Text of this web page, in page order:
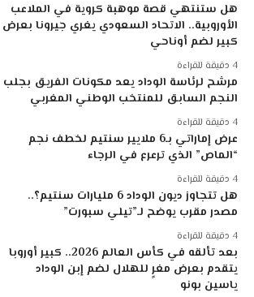
هل ستنتهي قصة موهبة كروية في الملاعب
الأوروبية.. الاتحاد السعودي يغري جيرونا بعرض
كبير لضم أوناحي
مرشح لرئاسة الوداد يعد مكونات الفريق بجلب
النجم السابق للمنتخب الوطني المغربي
عرض إماراتي بـ6 ملايير سنتيم لخطف نجم
“الماص” الذي ترعرع في الرجاء
هل تتجاوز ديون الوداد 6 مليارات سنتيم؟..
مصدر مقرب يوضح لـ”تيلي سبورت”
بعد تألقه في كأس العالم 2026.. كبير أوروبا
يتقدم بعرض مغرٍ للهلال لضم إبن الوداد
ياسين بونو